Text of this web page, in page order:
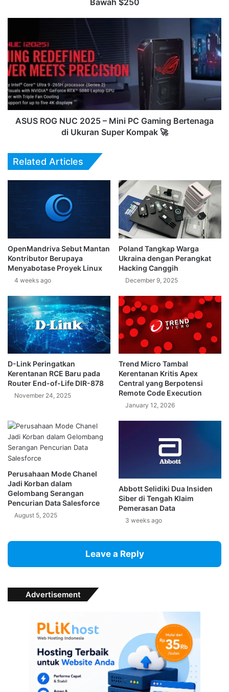
Bawah $250
NUC
2025
–
Mini
PC
Gaming
Bertenaga
Kompak
ASUS ROG NUC 2025 – Mini PC Gaming Bertenaga
di Ukuran Super Kompak 🚀
Related Articles
OpenMandriva Sebut Mantan
Kontributor Berupaya
Menyabotase Proyek Linux
4 weeks ago
Poland Tangkap Warga
Ukraina dengan Perangkat
Hacking Canggih
December 9, 2025
D-Link Peringatkan
Kerentanan RCE Baru pada
Router End-of-Life DIR-878
November 24, 2025
Trend Micro Tambal
Kerentanan Kritis Apex
Central yang Berpotensi
Remote Code Execution
January 12, 2026
Perusahaan Mode Chanel
Jadi Korban dalam
Gelombang Serangan
Pencurian Data Salesforce
August 5, 2025
Abbott Selidiki Dua Insiden
Siber di Tengah Klaim
Pemerasan Data
3 weeks ago
Leave a Reply
Advertisement